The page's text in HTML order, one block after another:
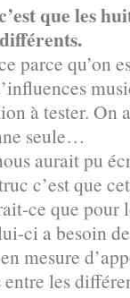
que les
parce qu’on
à tester. On
seule…
aurait pu
c’est que
ce que pour
ci a besoin
mesure
les